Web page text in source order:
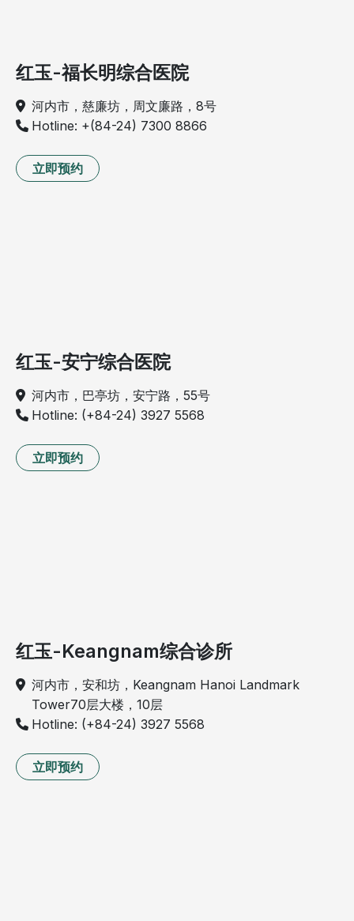
红玉-福长明综合医院
河内市，慈廉坊，周文廉路，8号
Hotline: +(84-24) 7300 8866
立即预约
红玉-安宁综合医院
河内市，巴亭坊，安宁路，55号
Hotline: (+84-24) 3927 5568
立即预约
红玉-Keangnam综合诊所
河内市，安和坊，Keangnam Hanoi Landmark
Tower70层大楼，10层
Hotline: (+84-24) 3927 5568
立即预约